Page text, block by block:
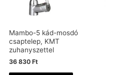
Mambo-5 kád-mosdó
csaptelep, KMT
zuhanyszettel
36 830 Ft